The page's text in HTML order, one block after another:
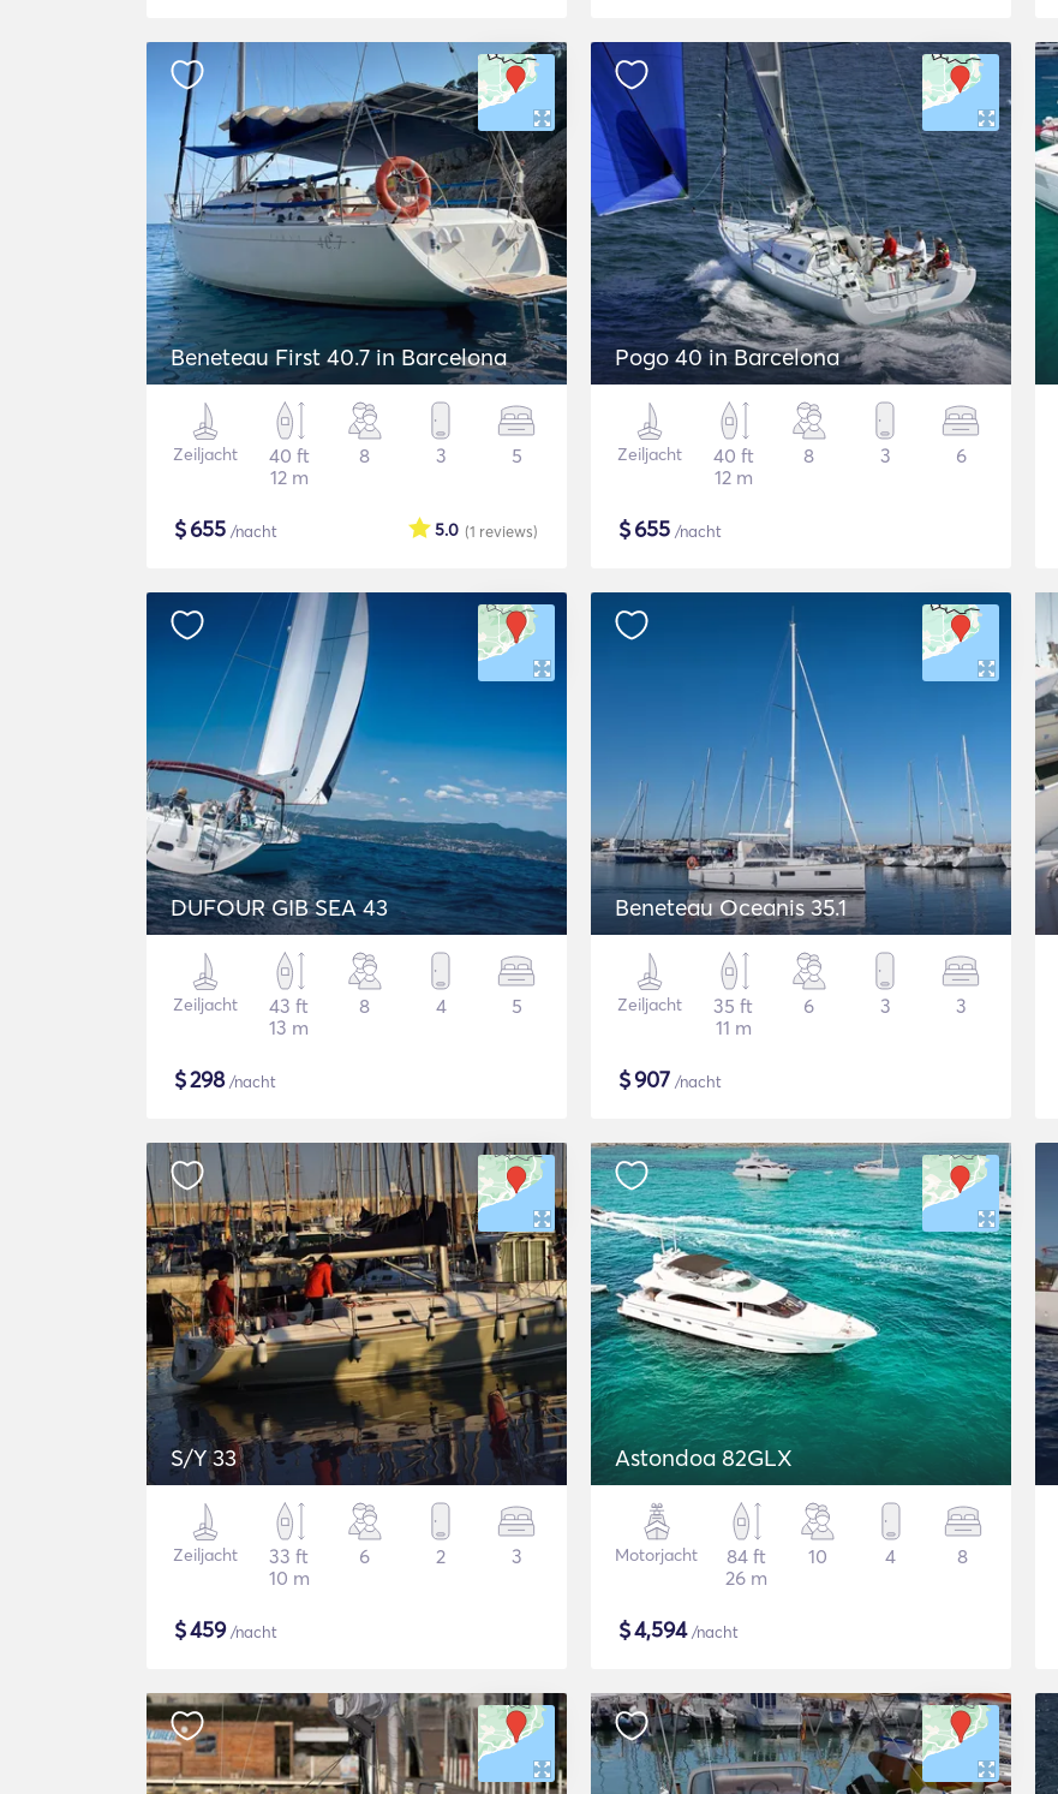
Beneteau First 40.7 in Barcelona
Zeiljacht
40 ft
12 m
8 3 5
$655 /nacht (1 reviews)
5.0
Pogo 40 in Barcelona
Zeiljacht
40 ft
12 m
8 3 6
$655 /nacht
DUFOUR GIB SEA 43
Zeiljacht
43 ft
13 m
8 4 5
$298/nacht
Beneteau Oceanis 35.1
Zeiljacht
35 ft
11 m
6 3 3
$907 /nacht
S/Y 33
Zeiljacht
33 ft
10 m
6 2 3
$459/nacht
Astondoa 82GLX
Motorjacht
84 ft
26 m
10 4 8
$4,594/nacht